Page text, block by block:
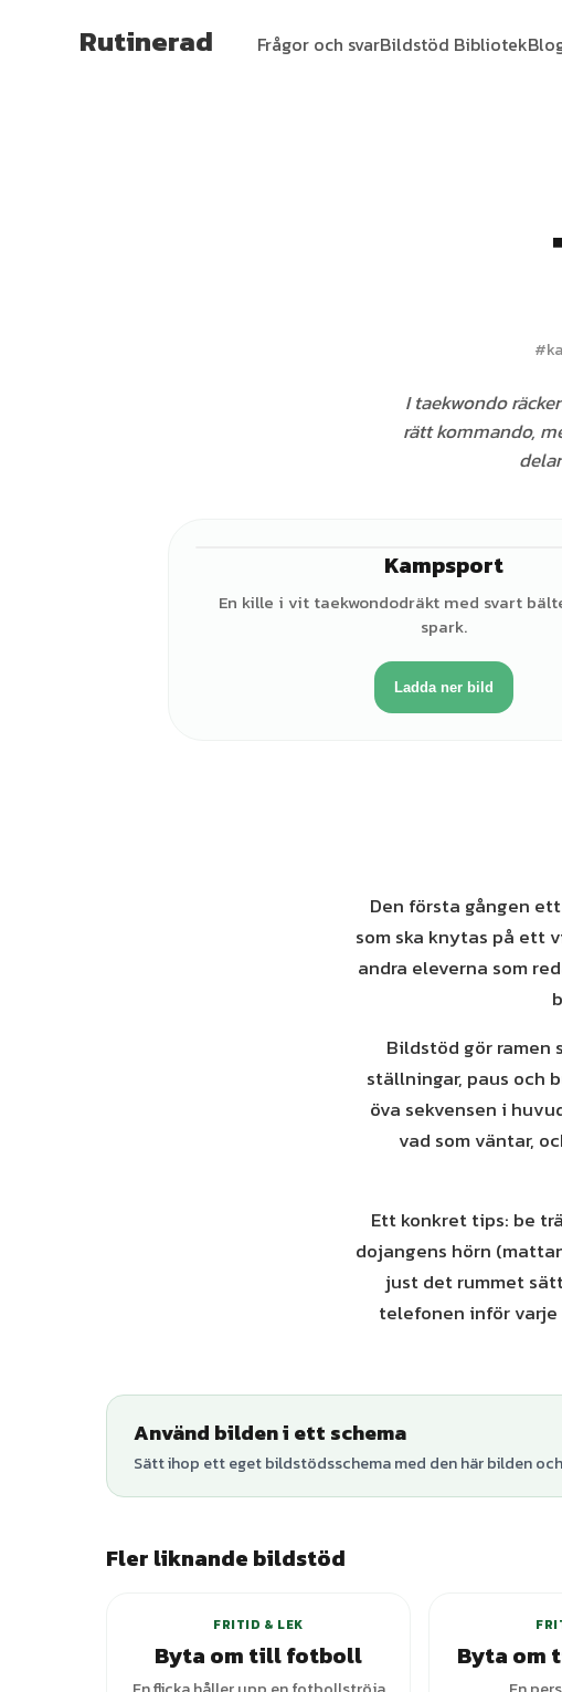
Rutinerad Frågor och svarBildstöd Bibliotek
#
I taekwondo
rätt kommando,
Kampsport
En kille i vit taekwondodräkt med svart
spark.
Ladda ner bild
Den första gången
som ska knytas på ett
andra eleverna som
Bildstöd gör ramen
ställningar, paus och
öva sekvensen i
vad som väntar,
Ett konkret tips: be
dojangens hörn
just det rummet
telefonen inför
Använd bilden i ett schema
Sätt ihop ett eget bildstödsschema med den här bilden
Fler liknande bildstöd
FRITID & LEK
Byta om till fotboll Byta om